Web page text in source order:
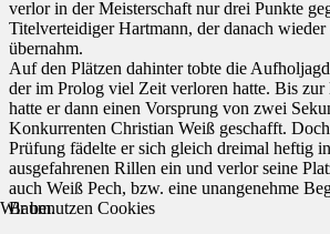
verlor in der Meisterschaft nur drei Punkte
Titelverteidiger Hartmann, der danach
übernahm.
Auf den Plätzen dahinter tobte die
der im Prolog viel Zeit verloren hatte. Bis zur
hatte er dann einen Vorsprung von zwei
Konkurrenten Christian Weiß geschafft.
Prüfung fädelte er sich gleich dreimal heftig
ausgefahrenen Rillen ein und verlor seine
auch Weiß Pech, bzw. eine unangenehme
Baum.
Wir benutzen Cookies